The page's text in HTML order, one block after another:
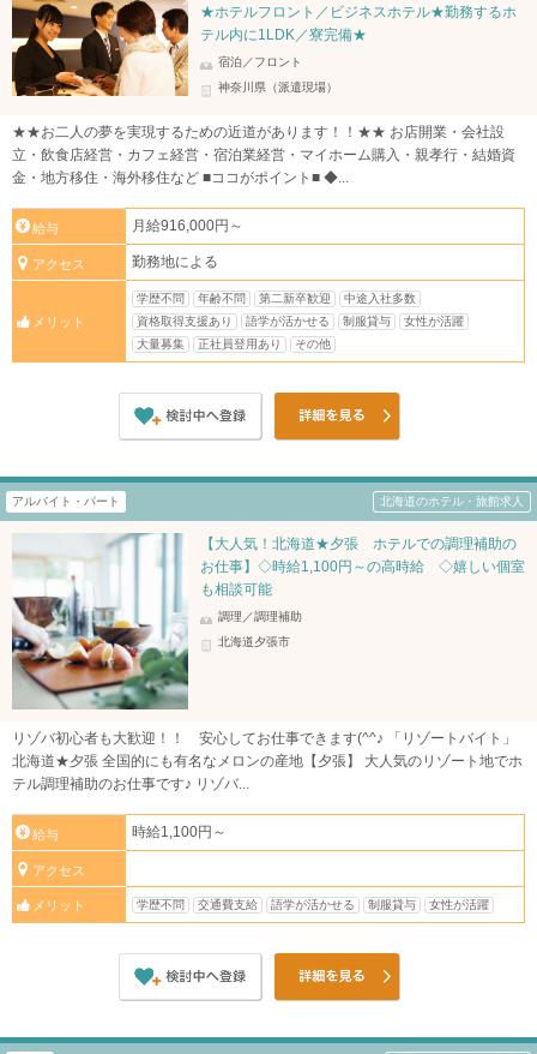
★ホテルフロント／ビジネスホテル★勤務するホ
テル内に1LDK／寮完備★
宿泊／フロント
神奈川県（派遣現場）
★★お二人の夢を実現するための近道があります！！★★ お店開業・会社設
立・飲食店経営・カフェ経営・宿泊業経営・マイホーム購入・親孝行・結婚資
金・地方移住・海外移住など ■ココがポイント■ ◆...
給与 月給916,000円～
アクセス 勤務地による
メリット
学歴不問 年齢不問 第二新卒歓迎
中途入社多数
資格取得支援あり
語学が活かせる 制服貸与
女性が活躍
大量募集
正社員登用あり その他
アルバイト・パート 北海道のホテル・旅館求人
【大人気！北海道★夕張 ホテルでの調理補助の
お仕事】◇時給1,100円～の高時給 ◇嬉しい個室
も相談可能
調理／調理補助
北海道夕張市
リゾバ初心者も大歓迎！！ 安心してお仕事できます(^^♪ 「リゾートバイト」
北海道★夕張 全国的にも有名なメロンの産地【夕張】 大人気のリゾート地でホ
テル調理補助のお仕事です♪ リゾバ...
給与 時給1,100円～
アクセス
メリット 学歴不問 交通費支給 語学が活かせる 制服貸与 女性が活躍